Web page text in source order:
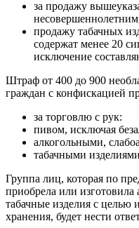
за продажу
продажу табачных
содержат менее 20
исключение
Штраф от 400 до 900
граждан с конфискацией
за торговлю с рук:
пивом, исключая
алкогольными,
табачными
Группа лиц, которая по
приобрела или
табачные изделия с целью
хранения, будет нести